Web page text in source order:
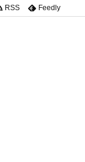
RSS Feedly